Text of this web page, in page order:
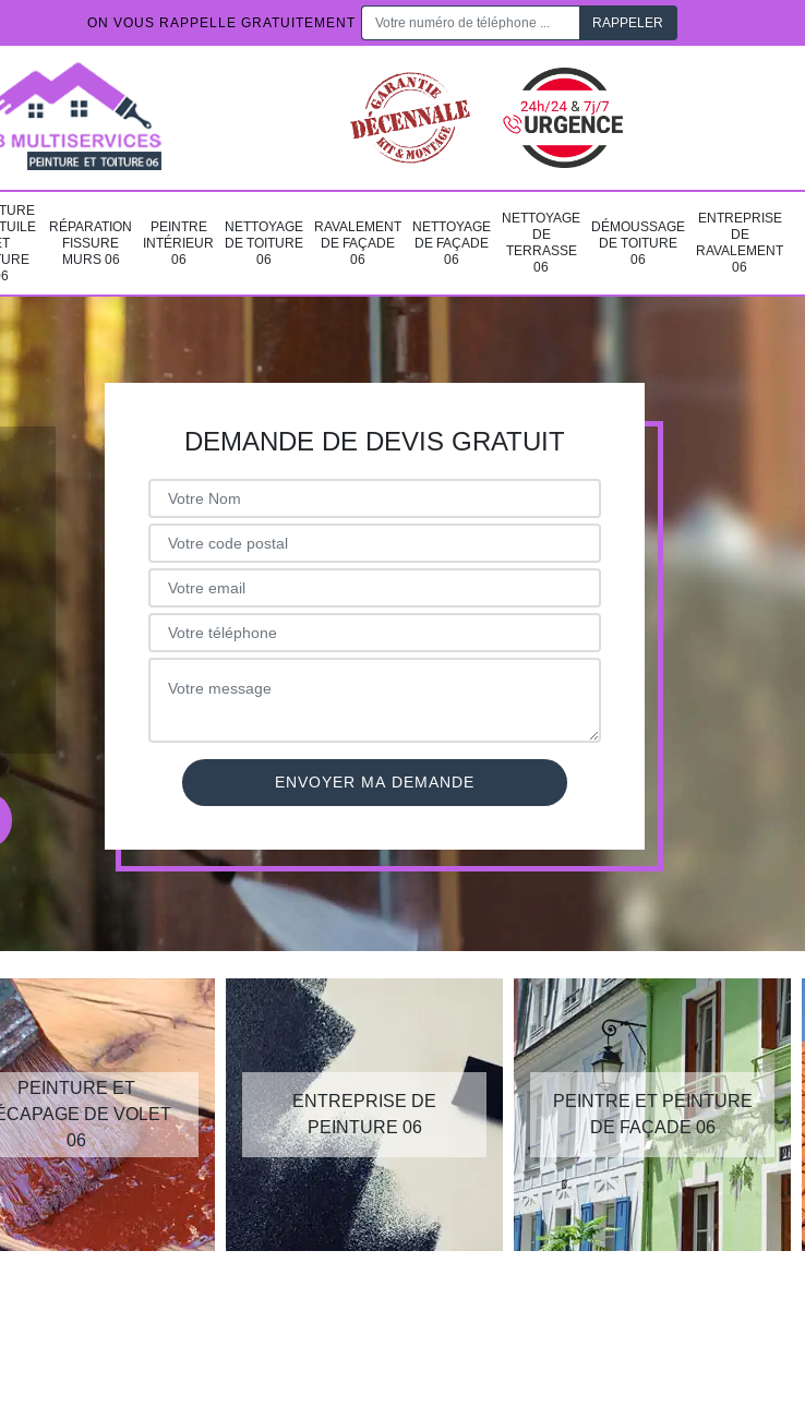
ON VOUS RAPPELLE GRATUITEMENT
RÉPARATION
FISSURE
MURS 06
PEINTRE
INTÉRIEUR
06
NETTOYAGE
DE TOITURE
06
RAVALEMENT
DE FAÇADE
06
NETTOYAGE
DE FAÇADE
06
NETTOYAGE
DE
TERRASSE
06
DÉMOUSSAGE
DE TOITURE
06
ENTREPRISE
DE
RAVALEMENT
06
DEMANDE DE DEVIS GRATUIT
PEINTURE ET
DE VOLET
06
ENTREPRISE DE
PEINTURE 06
PEINTRE ET PEINTURE
DE FAÇADE 06